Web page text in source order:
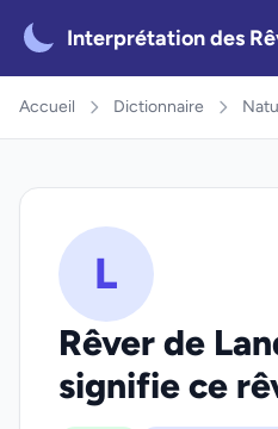
Interprétation des
Accueil Dictionnaire
L
Rêver de
signifie ce